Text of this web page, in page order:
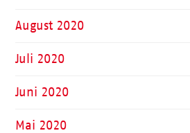
August 2020
Juli 2020
Juni 2020
Mai 2020